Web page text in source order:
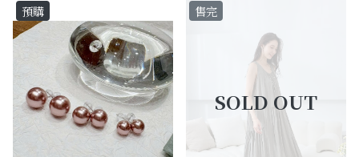
訂單查詢
關於我們
購物須知
預購 售完